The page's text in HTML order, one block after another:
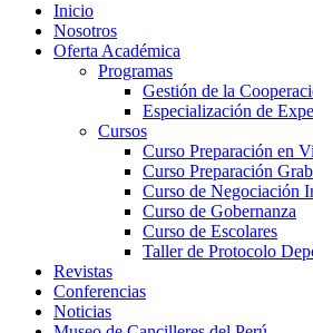
Inicio
Nosotros
Oferta Académica
Programas
Gestión de la
Especialización de
Cursos
Curso Preparación en
Curso Preparación
Curso de Negociación
Curso de Gobernanza
Curso de Escolares
Taller de Protocolo
Revistas
Conferencias
Noticias